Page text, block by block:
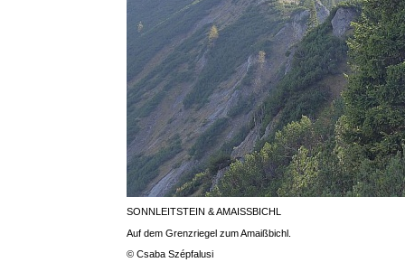
SONNLEITSTEIN & AMAISSBICHL
Auf dem Grenzriegel zum Amaißbichl.
© Csaba Szépfalusi